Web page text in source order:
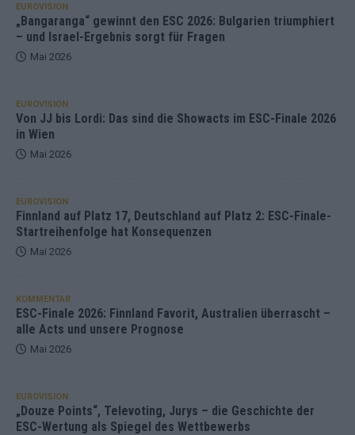
EUROVISION
„Bangaranga“ gewinnt den ESC 2026: Bulgarien triumphiert
– und Israel-Ergebnis sorgt für Fragen
Mai 2026
EUROVISION
Von JJ bis Lordi: Das sind die Showacts im ESC-Finale 2026
in Wien
Mai 2026
EUROVISION
Finnland auf Platz 17, Deutschland auf Platz 2: ESC-Finale-
Startreihenfolge hat Konsequenzen
Mai 2026
KOMMENTAR
ESC-Finale 2026: Finnland Favorit, Australien überrascht –
alle Acts und unsere Prognose
Mai 2026
EUROVISION
„Douze Points“, Televoting, Jurys – die Geschichte der
ESC-Wertung als Spiegel des Wettbewerbs